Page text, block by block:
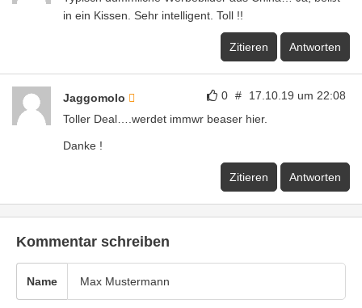
in ein Kissen. Sehr intelligent. Toll !!
Zitieren Antworten
0 # 17.10.19 um 22:08
Jaggomolo
Toller Deal….werdet immwr beaser hier.
Danke !
Zitieren Antworten
Kommentar schreiben
Name